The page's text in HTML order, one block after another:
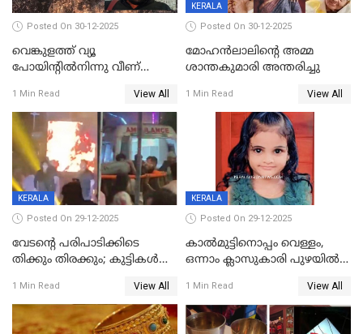
Posted On 30-12-2025
വെങ്കുളത്ത് വ്യൂ
പോയിന്റിൽനിന്നു വീണ്
1 Min Read View All
KERALA
Posted On 30-12-2025
മോഹന്‍ലാലിന്‍റെ അമ്മ
ശാന്തകുമാരി അന്തരിച്ചു
1 Min Read View All
KERALA
Posted On 29-12-2025
വേടന്റെ പരിപാടിക്കിടെ
തിക്കും തിരക്കും; കുട്ടികള്‍
പരിക്ക്; പാളം മറികടന്ന
യുവാവ് ട്രെയിന്‍ തട്ടി മരിച്ചു
1 Min Read View All
KERALA
Posted On 29-12-2025
കാൽമുട്ടിനൊപ്പം വെള്ളം,
ഒന്നാം ക്ലാസുകാരി പുഴയിൽ
കുട്ടികൾക്കൊപ്പം
കളിക്കുന്നതിനിടെ
1 Min Read View All